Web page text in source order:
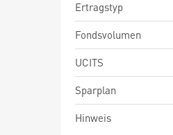
Ertragstyp
Fondsvolumen
UCITS
Sparplan
Hinweis